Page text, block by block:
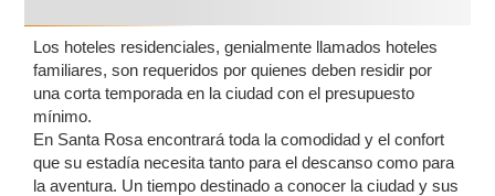
Los hoteles residenciales, genialmente llamados hoteles
familiares, son requeridos por quienes deben residir por
una corta temporada en la ciudad con el presupuesto
mínimo.
En Santa Rosa encontrará toda la comodidad y el confort
que su estadía necesita tanto para el descanso como para
la aventura. Un tiempo destinado a conocer la ciudad y sus